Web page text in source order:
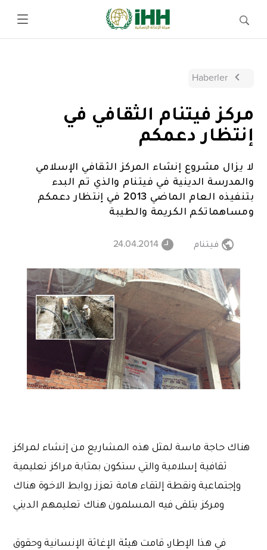
Haberler
مركز فيتنام الثقافي في
إنتظار دعمكم
لا يزال مشروع إنشاء المركز الثقافي الإسلامي
والمدرسة الدينية في فيتنام والذي تم البدء
بتنفيذه العام الماضي 2013 في إنتظار دعمكم
ومساهماتكم الكريمة والطيبة
فيتنام 24.04.2014
هناك حاجة ماسة لمثل هذه المشاريع من إنشاء لمراكز
ثقافية إسلامية والتي ستكون بمثابة مراكز تعليمية
وإجتماعية ونقطة إلتقاء هامة تعزز روابط الاخوة هناك
ومركز يتلقى فيه المسلمون هناك تعليمهم الديني
في هذا الإطار، قامت هيئة الإغاثة الإنسانية وحقوق